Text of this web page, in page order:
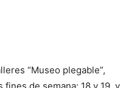
“Museo plegable”,